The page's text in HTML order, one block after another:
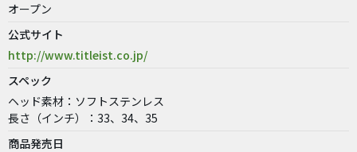
オープン
公式サイト
http://www.titleist.co.jp/
スペック
ヘッド素材：ソフトステンレス
長さ（インチ）：33、34、35
商品発売日